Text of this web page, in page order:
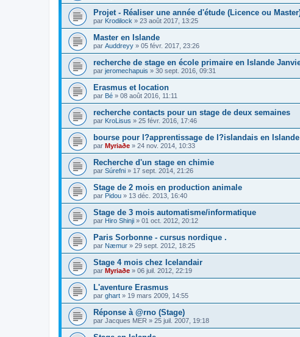
Projet - Réaliser une année d'étude (Licence ou
par Krodilock » 23 août 2017, 13:25
Master en Islande
par Auddreyy » 05 févr. 2017, 23:26
recherche de stage en école primaire en Islande
par jeromechapuis » 30 sept. 2016, 09:31
Erasmus et location
par Bé » 08 août 2016, 11:11
recherche contacts pour un stage de deux semaines
par KroLisus » 25 févr. 2016, 17:46
bourse pour l?apprentissage de l?islandais en Islande
par Myriaðe » 24 nov. 2014, 10:33
Recherche d'un stage en chimie
par Súrefni » 17 sept. 2014, 21:26
Stage de 2 mois en production animale
par Pidou » 13 déc. 2013, 16:40
Stage de 3 mois automatisme/informatique
par Hiro Shinji » 01 oct. 2012, 20:12
Paris Sorbonne - cursus nordique .
par Næmur » 29 sept. 2012, 18:25
Stage 4 mois chez Icelandair
par Myriaðe » 06 juil. 2012, 22:19
L'aventure Erasmus
par ghart » 19 mars 2009, 14:55
Réponse à @rno (Stage)
par Jacques MER » 25 juil. 2007, 19:18